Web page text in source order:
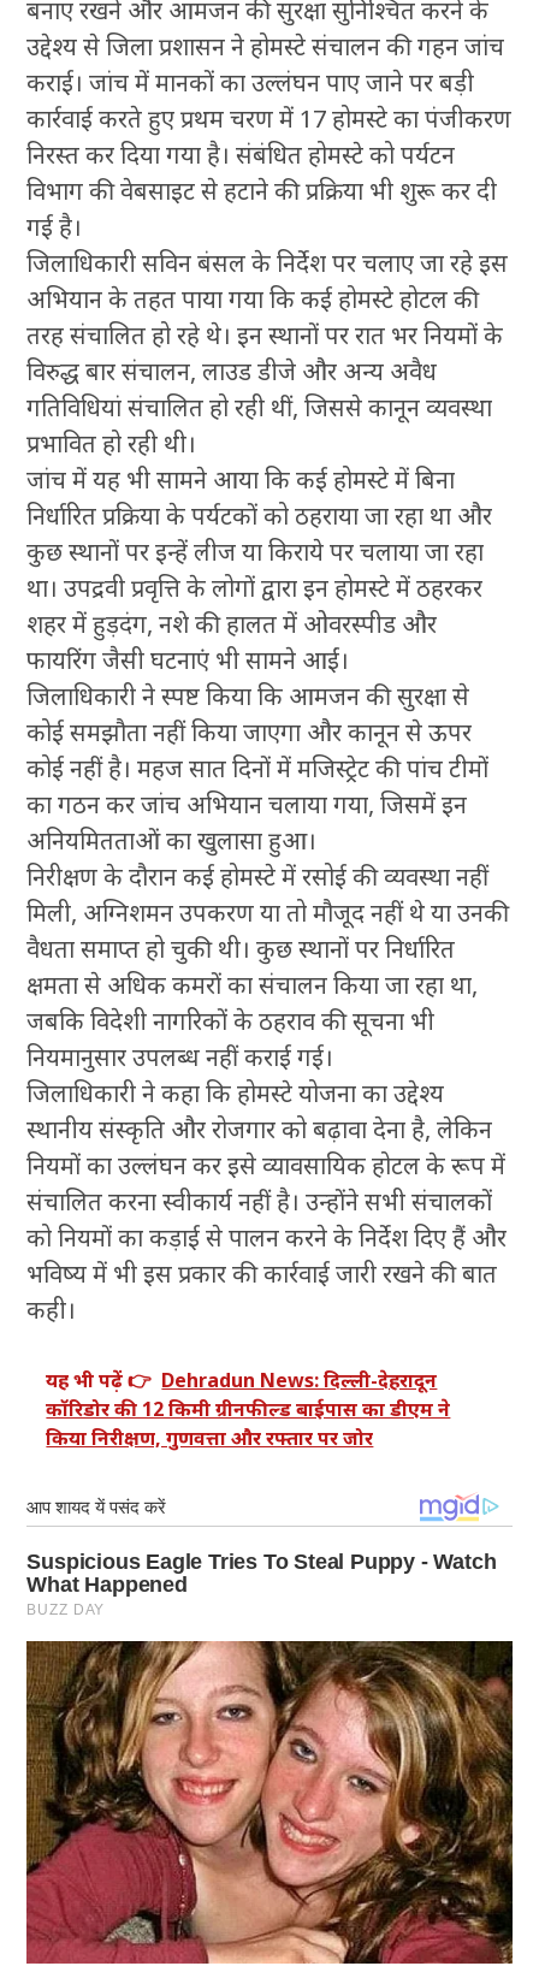
बनाए रखने और आमजन की सुरक्षा सुनिश्चित करने के
उद्देश्य से जिला प्रशासन ने होमस्टे संचालन की गहन जांच
कराई। जांच में मानकों का उल्लंघन पाए जाने पर बड़ी
कार्रवाई करते हुए प्रथम चरण में 17 होमस्टे का पंजीकरण
निरस्त कर दिया गया है। संबंधित होमस्टे को पर्यटन
विभाग की वेबसाइट से हटाने की प्रक्रिया भी शुरू कर दी
गई है।
जिलाधिकारी सविन बंसल के निर्देश पर चलाए जा रहे इस
अभियान के तहत पाया गया कि कई होमस्टे होटल की
तरह संचालित हो रहे थे। इन स्थानों पर रात भर नियमों के
विरुद्ध बार संचालन, लाउड डीजे और अन्य अवैध
गतिविधियां संचालित हो रही थीं, जिससे कानून व्यवस्था
प्रभावित हो रही थी।
जांच में यह भी सामने आया कि कई होमस्टे में बिना
निर्धारित प्रक्रिया के पर्यटकों को ठहराया जा रहा था और
कुछ स्थानों पर इन्हें लीज या किराये पर चलाया जा रहा
था। उपद्रवी प्रवृत्ति के लोगों द्वारा इन होमस्टे में ठहरकर
शहर में हुड़दंग, नशे की हालत में ओवरस्पीड और
फायरिंग जैसी घटनाएं भी सामने आईं।
जिलाधिकारी ने स्पष्ट किया कि आमजन की सुरक्षा से
कोई समझौता नहीं किया जाएगा और कानून से ऊपर
कोई नहीं है। महज सात दिनों में मजिस्ट्रेट की पांच टीमों
का गठन कर जांच अभियान चलाया गया, जिसमें इन
अनियमितताओं का खुलासा हुआ।
निरीक्षण के दौरान कई होमस्टे में रसोई की व्यवस्था नहीं
मिली, अग्निशमन उपकरण या तो मौजूद नहीं थे या उनकी
वैधता समाप्त हो चुकी थी। कुछ स्थानों पर निर्धारित
क्षमता से अधिक कमरों का संचालन किया जा रहा था,
जबकि विदेशी नागरिकों के ठहराव की सूचना भी
नियमानुसार उपलब्ध नहीं कराई गई।
जिलाधिकारी ने कहा कि होमस्टे योजना का उद्देश्य
स्थानीय संस्कृति और रोजगार को बढ़ावा देना है, लेकिन
नियमों का उल्लंघन कर इसे व्यावसायिक होटल के रूप में
संचालित करना स्वीकार्य नहीं है। उन्होंने सभी संचालकों
को नियमों का कड़ाई से पालन करने के निर्देश दिए हैं और
भविष्य में भी इस प्रकार की कार्रवाई जारी रखने की बात
कही।
यह भी पढ़ें 👉 Dehradun News: दिल्ली-देहरादून
कॉरिडोर की 12 किमी ग्रीनफील्ड बाईपास का डीएम ने
किया निरीक्षण, गुणवत्ता और रफ्तार पर जोर